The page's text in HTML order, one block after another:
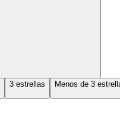
3 estrellas Menos de 3